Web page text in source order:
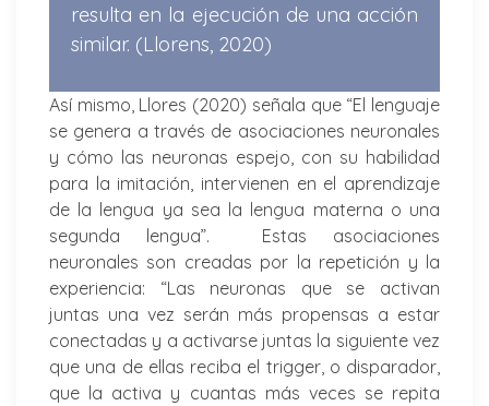
resulta en la ejecución de una acción
similar. (Llorens, 2020)
Así mismo, Llores (2020) señala que “El lenguaje
se genera a través de asociaciones neuronales
y cómo las neuronas espejo, con su habilidad
para la imitación, intervienen en el aprendizaje
de la lengua ya sea la lengua materna o una
segunda lengua”. Estas asociaciones
neuronales son creadas por la repetición y la
experiencia: “Las neuronas que se activan
juntas una vez serán más propensas a estar
conectadas y a activarse juntas la siguiente vez
que una de ellas reciba el trigger, o disparador,
que la activa y cuantas más veces se repita